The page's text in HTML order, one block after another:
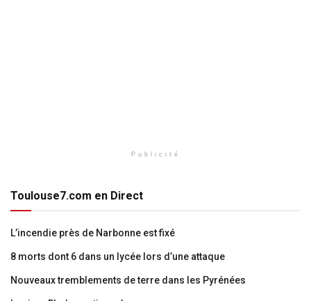
Publicité
Toulouse7.com en Direct
L’incendie près de Narbonne est fixé
8 morts dont 6 dans un lycée lors d’une attaque
Nouveaux tremblements de terre dans les Pyrénées